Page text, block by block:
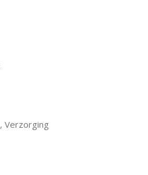
Verzorging